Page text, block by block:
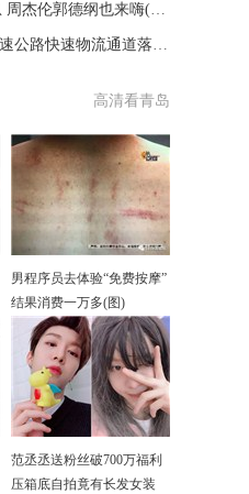
8月青岛将有这些新消息 周杰伦郭德纲也来嗨(图)
全程36小时 中韩海上高速公路快速物流通道落地西海岸
高清看青岛
男程序员去体验“免费按摩”
结果消费一万多(图)
范丞丞送粉丝破700万福利
压箱底自拍竟有长发女装